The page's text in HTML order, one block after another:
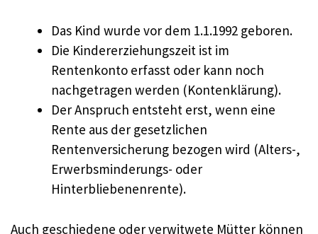
Das Kind wurde vor dem 1.1.1992 geboren.
Die Kindererziehungszeit ist im
Rentenkonto erfasst oder kann noch
nachgetragen werden (Kontenklärung).
Der Anspruch entsteht erst, wenn eine
Rente aus der gesetzlichen
Rentenversicherung bezogen wird (Alters-,
Erwerbsminderungs- oder
Hinterbliebenenrente).​
Auch geschiedene oder verwitwete Mütter können